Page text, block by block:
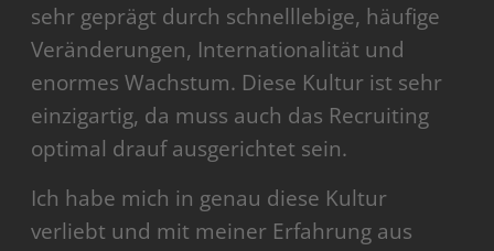
sehr geprägt durch schnelllebige, häufige
Veränderungen, Internationalität und
enormes Wachstum. Diese Kultur ist sehr
einzigartig, da muss auch das Recruiting
optimal drauf ausgerichtet sein.
Ich habe mich in genau diese Kultur
verliebt und mit meiner Erfahrung aus